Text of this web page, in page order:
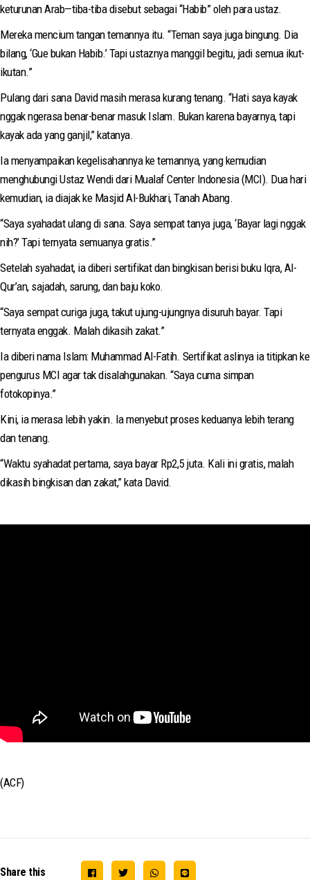
keturunan Arab—tiba-tiba disebut sebagai “Habib” oleh para ustaz.
Mereka mencium tangan temannya itu. “Teman saya juga bingung. Dia
bilang, ‘Gue bukan Habib.’ Tapi ustaznya manggil begitu, jadi semua ikut-
ikutan.”
Pulang dari sana David masih merasa kurang tenang. “Hati saya kayak
nggak ngerasa benar-benar masuk Islam. Bukan karena bayarnya, tapi
kayak ada yang ganjil,” katanya.
Ia menyampaikan kegelisahannya ke temannya, yang kemudian
menghubungi Ustaz Wendi dari Mualaf Center Indonesia (MCI). Dua hari
kemudian, ia diajak ke Masjid Al-Bukhari, Tanah Abang.
“Saya syahadat ulang di sana. Saya sempat tanya juga, ‘Bayar lagi nggak
nih?’ Tapi ternyata semuanya gratis.”
Setelah syahadat, ia diberi sertifikat dan bingkisan berisi buku Iqra, Al-
Qur’an, sajadah, sarung, dan baju koko.
“Saya sempat curiga juga, takut ujung-ujungnya disuruh bayar. Tapi
ternyata enggak. Malah dikasih zakat.”
Ia diberi nama Islam: Muhammad Al-Fatih. Sertifikat aslinya ia titipkan ke
pengurus MCI agar tak disalahgunakan. “Saya cuma simpan
fotokopinya.”
Kini, ia merasa lebih yakin. Ia menyebut proses keduanya lebih terang
dan tenang.
“Waktu syahadat pertama, saya bayar Rp2,5 juta. Kali ini gratis, malah
dikasih bingkisan dan zakat,” kata David.
(ACF)
Share this